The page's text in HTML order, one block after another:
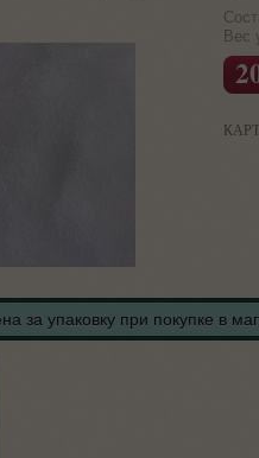
Вес
за упаковку при покупке в